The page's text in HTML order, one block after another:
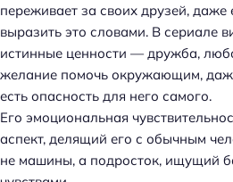
переживает за своих друзей, даже
выразить это словами. В сериале
истинные ценности — дружба,
желание помочь окружающим,
есть опасность для него самого.
Его эмоциональная
аспект, делящий его с обычным
не машины, а подросток, ищущий